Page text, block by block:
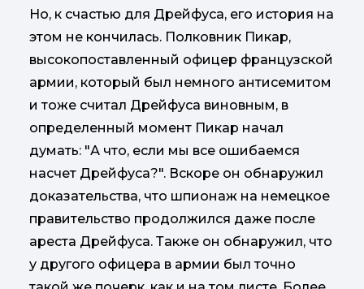
Но, к счастью для Дрейфуса, его история на
этом не кончилась. Полковник Пикар,
высокопоставленный офицер французской
армии, который был немного антисемитом
и тоже считал Дрейфуса виновным, в
определенный момент Пикар начал
думать: "А что, если мы все ошибаемся
насчет Дрейфуса?". Вскоре он обнаружил
доказательства, что шпионаж на немецкое
правительство продолжился даже после
ареста Дрейфуса. Также он обнаружил, что
у другого офицера в армии был точно